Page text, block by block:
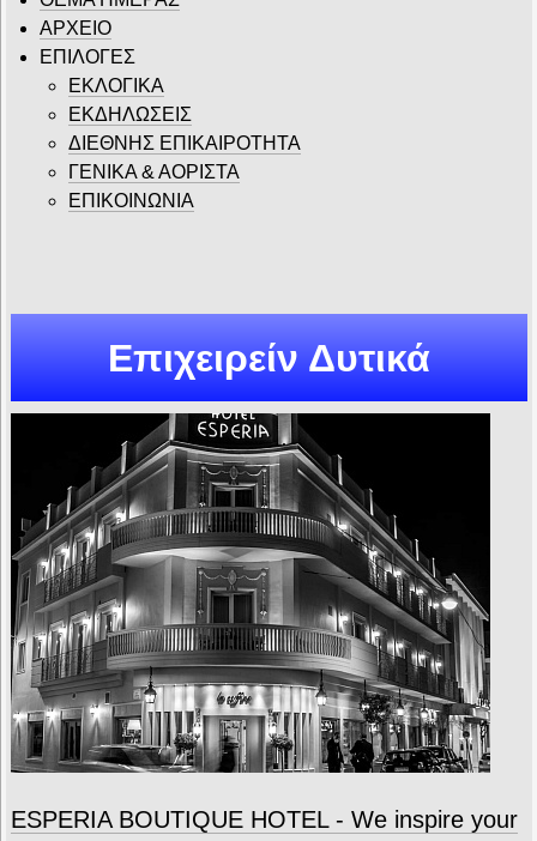
ΑΡΧΕΙΟ
ΕΠΙΛΟΓΕΣ
ΕΚΛΟΓΙΚΑ
ΕΚΔΗΛΩΣΕΙΣ
ΔΙΕΘΝΗΣ ΕΠΙΚΑΙΡΟΤΗΤΑ
ΓΕΝΙΚΑ & ΑΟΡΙΣΤΑ
ΕΠΙΚΟΙΝΩΝΙΑ
Επιχειρείν Δυτικά
ESPERIA BOUTIQUE HOTEL - We inspire your